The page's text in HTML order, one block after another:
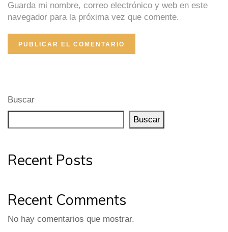
Buscar
Buscar
Recent Posts
Recent Comments
No hay comentarios que mostrar.
Guarda mi nombre, correo electrónico y web en este
navegador para la próxima vez que comente.